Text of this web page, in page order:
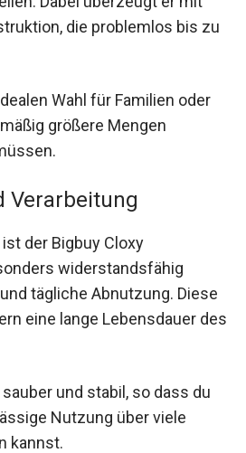
die problemlos bis zu
Wahl für Familien oder
größere Mengen
Verarbeitung
der Bigbuy Cloxy
widerstandsfähig
tägliche Abnutzung. Diese
eine lange Lebensdauer des
und stabil, so dass du
Nutzung über viele
kannst.